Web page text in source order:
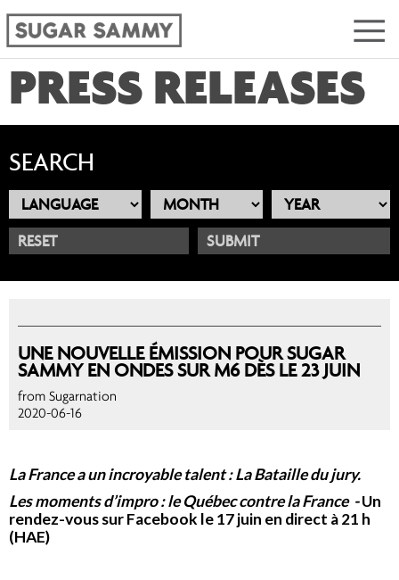
PRESS RELEASES
SEARCH
RESET
UNE NOUVELLE ÉMISSION POUR SUGAR
SAMMY EN ONDES SUR M6 DÈS LE 23 JUIN
from Sugarnation
2020-06-16
La France a un incroyable talent : La Bataille du jury.
Les moments d’impro : le Québec contre la France -Un
rendez-vous sur Facebook le 17 juin en direct à 21 h
(HAE)